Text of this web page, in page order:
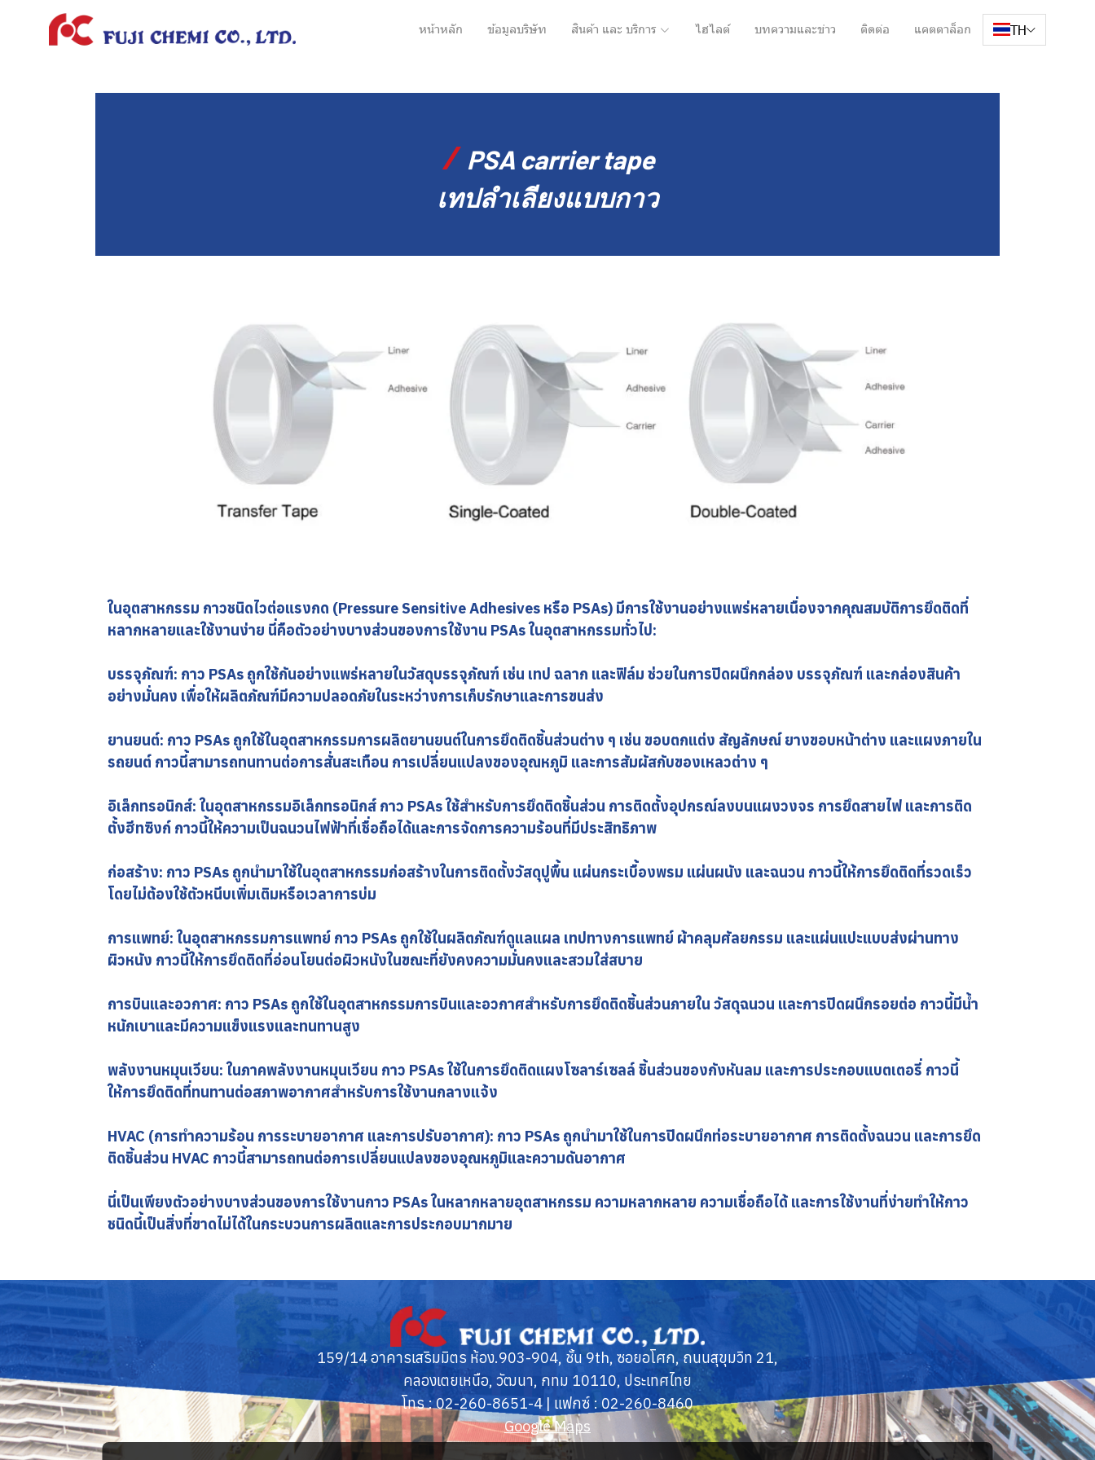
หน้าหลัก ข้อมูลบริษัท สินค้า และ บริการ ไฮไลต์ บทความและข่าว ติดต่อ แคตตาล็อก TH
/ PSA carrier tape
เทปลำเลียงแบบกาว
ในอุตสาหกรรม กาวชนิดไวต่อแรงกด (Pressure Sensitive Adhesives หรือ PSAs) มีการใช้งานอย่างแพร่หลายเนื่องจากคุณสมบัติการยึดติดที่
หลากหลายและใช้งานง่าย นี่คือตัวอย่างบางส่วนของการใช้งาน PSAs ในอุตสาหกรรมทั่วไป:
บรรจุภัณฑ์: กาว PSAs ถูกใช้กันอย่างแพร่หลายในวัสดุบรรจุภัณฑ์ เช่น เทป ฉลาก และฟิล์ม ช่วยในการปิดผนึกกล่อง บรรจุภัณฑ์ และกล่องสินค้า
อย่างมั่นคง เพื่อให้ผลิตภัณฑ์มีความปลอดภัยในระหว่างการเก็บรักษาและการขนส่ง
ยานยนต์: กาว PSAs ถูกใช้ในอุตสาหกรรมการผลิตยานยนต์ในการยึดติดชิ้นส่วนต่าง ๆ เช่น ขอบตกแต่ง สัญลักษณ์ ยางขอบหน้าต่าง และแผงภายใน
รถยนต์ กาวนี้สามารถทนทานต่อการสั่นสะเทือน การเปลี่ยนแปลงของอุณหภูมิ และการสัมผัสกับของเหลวต่าง ๆ
อิเล็กทรอนิกส์: ในอุตสาหกรรมอิเล็กทรอนิกส์ กาว PSAs ใช้สำหรับการยึดติดชิ้นส่วน การติดตั้งอุปกรณ์ลงบนแผงวงจร การยึดสายไฟ และการติด
ตั้งฮีทซิงก์ กาวนี้ให้ความเป็นฉนวนไฟฟ้าที่เชื่อถือได้และการจัดการความร้อนที่มีประสิทธิภาพ
ก่อสร้าง: กาว PSAs ถูกนำมาใช้ในอุตสาหกรรมก่อสร้างในการติดตั้งวัสดุปูพื้น แผ่นกระเบื้องพรม แผ่นผนัง และฉนวน กาวนี้ให้การยึดติดที่รวดเร็ว
โดยไม่ต้องใช้ตัวหนีบเพิ่มเติมหรือเวลาการบ่ม
การแพทย์: ในอุตสาหกรรมการแพทย์ กาว PSAs ถูกใช้ในผลิตภัณฑ์ดูแลแผล เทปทางการแพทย์ ผ้าคลุมศัลยกรรม และแผ่นแปะแบบส่งผ่านทาง
ผิวหนัง กาวนี้ให้การยึดติดที่อ่อนโยนต่อผิวหนังในขณะที่ยังคงความมั่นคงและสวมใส่สบาย
การบินและอวกาศ: กาว PSAs ถูกใช้ในอุตสาหกรรมการบินและอวกาศสำหรับการยึดติดชิ้นส่วนภายใน วัสดุฉนวน และการปิดผนึกรอยต่อ กาวนี้มีน้ำ
หนักเบาและมีความแข็งแรงและทนทานสูง
พลังงานหมุนเวียน: ในภาคพลังงานหมุนเวียน กาว PSAs ใช้ในการยึดติดแผงโซลาร์เซลล์ ชิ้นส่วนของกังหันลม และการประกอบแบตเตอรี่ กาวนี้
ให้การยึดติดที่ทนทานต่อสภาพอากาศสำหรับการใช้งานกลางแจ้ง
HVAC (การทำความร้อน การระบายอากาศ และการปรับอากาศ): กาว PSAs ถูกนำมาใช้ในการปิดผนึกท่อระบายอากาศ การติดตั้งฉนวน และการยึด
ติดชิ้นส่วน HVAC กาวนี้สามารถทนต่อการเปลี่ยนแปลงของอุณหภูมิและความดันอากาศ
นี่เป็นเพียงตัวอย่างบางส่วนของการใช้งานกาว PSAs ในหลากหลายอุตสาหกรรม ความหลากหลาย ความเชื่อถือได้ และการใช้งานที่ง่ายทำให้กาว
ชนิดนี้เป็นสิ่งที่ขาดไม่ได้ในกระบวนการผลิตและการประกอบมากมาย
159/14 อาคารเสริมมิตร ห้อง.903-904, ชั้น 9th, ซอยอโศก, ถนนสุขุมวิท 21,
คลองเตยเหนือ, วัฒนา, กทม 10110, ประเทศไทย
โทร :02-260-8651-4 | แฟกซ์ : 02-260-8460
Google Maps